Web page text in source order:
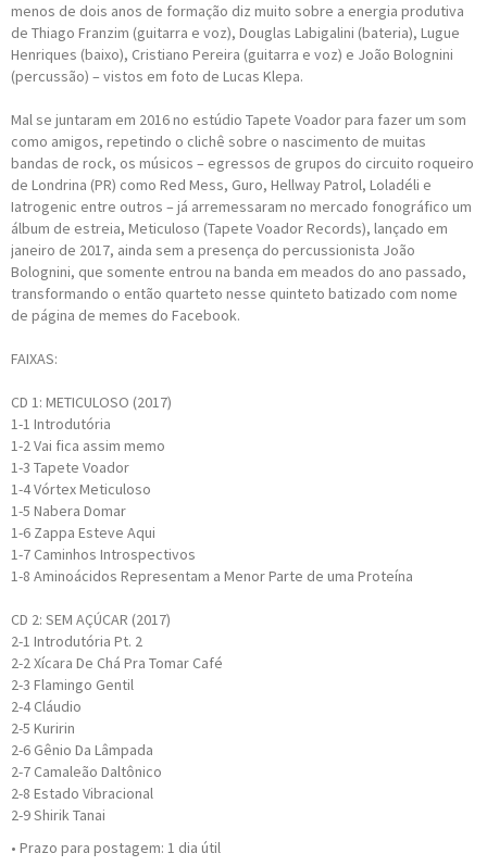
menos de dois anos de formação diz muito sobre a energia produtiva
de Thiago Franzim (guitarra e voz), Douglas Labigalini (bateria), Lugue
Henriques (baixo), Cristiano Pereira (guitarra e voz) e João Bolognini
(percussão) – vistos em foto de Lucas Klepa.
Mal se juntaram em 2016 no estúdio Tapete Voador para fazer um som
como amigos, repetindo o clichê sobre o nascimento de muitas
bandas de rock, os músicos – egressos de grupos do circuito roqueiro
de Londrina (PR) como Red Mess, Guro, Hellway Patrol, Loladéli e
Iatrogenic entre outros – já arremessaram no mercado fonográfico um
álbum de estreia, Meticuloso (Tapete Voador Records), lançado em
janeiro de 2017, ainda sem a presença do percussionista João
Bolognini, que somente entrou na banda em meados do ano passado,
transformando o então quarteto nesse quinteto batizado com nome
de página de memes do Facebook.
FAIXAS:
CD 1: METICULOSO (2017)
1-1 Introdutória
1-2Vai fica assim memo
1-3 Tapete Voador
1-4Vórtex Meticuloso
1-5 Nabera Domar
1-6 Zappa Esteve Aqui
1-7 Caminhos Introspectivos
1-8 Aminoácidos Representam a Menor Parte de uma Proteína
CD 2: SEM AÇÚCAR (2017)
2-1 Introdutória Pt. 2
2-2Xícara De Chá Pra Tomar Café
2-3 Flamingo Gentil
2-4 Cláudio
2-5 Kuririn
2-6 Gênio Da Lâmpada
2-7 Camaleão Daltônico
2-8 Estado Vibracional
2-9Shirik Tanai
• Prazo para postagem: 1 dia útil